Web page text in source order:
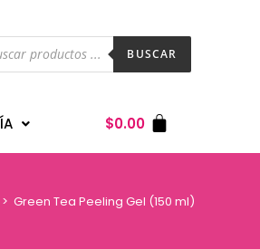
BUSCAR
$0.00
> Green Tea Peeling Gel (150 ml)